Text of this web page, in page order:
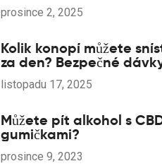
prosince 2, 2025
Kolik konopí můžete
za den? Bezpečné
a jak to ovlivňuje tělo
listopadu 17, 2025
Můžete pít alkohol s
gumičkami?
prosince 9, 2023